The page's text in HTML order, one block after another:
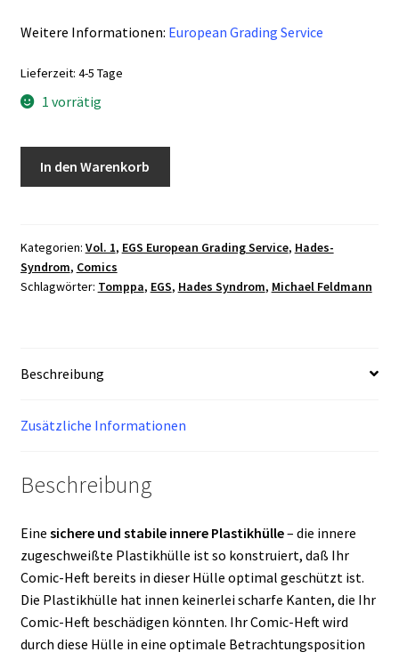
Weitere Informationen: European Grading Service
Lieferzeit: 4-5 Tage
1 vorrätig
Teil
5
Variant
Grading
Menge
In den Warenkorb
Kategorien: Vol. 1, EGS European Grading Service, Hades-
Syndrom, Comics
Schlagwörter: Tomppa, EGS, Hades Syndrom, Michael Feldmann
Beschreibung
Zusätzliche Informationen
Beschreibung
Eine sichere und stabile innere Plastikhülle– die innere
zugeschweißte Plastikhülle ist so konstruiert, daß Ihr
Comic-Heft bereits in dieser Hülle optimal geschützt ist.
Die Plastikhülle hat innen keinerlei scharfe Kanten, die Ihr
Comic-Heft beschädigen könnten. Ihr Comic-Heft wird
durch diese Hülle in eine optimale Betrachtungsposition